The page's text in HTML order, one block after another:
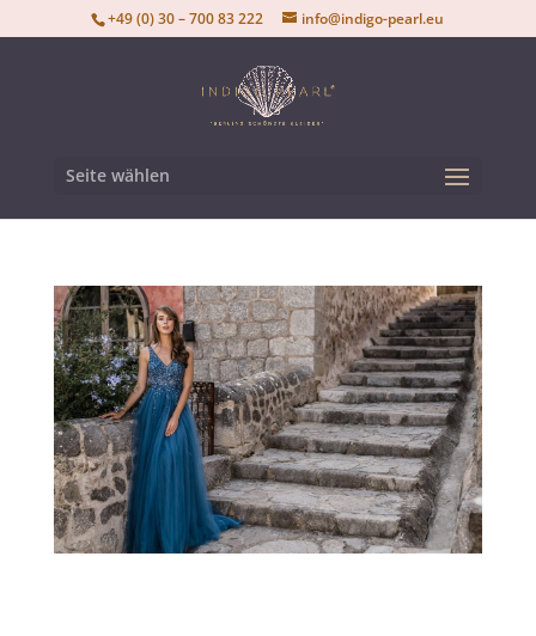
+49 (0) 30 – 700 83 222 info@indigo-pearl.eu
Seite wählen